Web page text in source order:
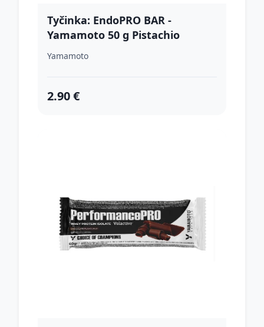
Tyčinka: EndoPRO BAR -
Yamamoto 50 g Pistachio
Yamamoto
2.90 €